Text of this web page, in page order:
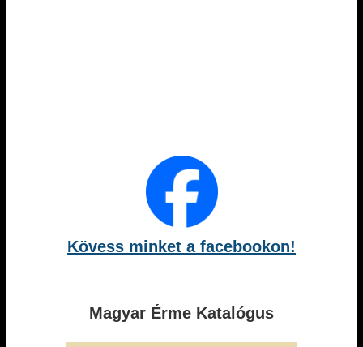
Kövess minket a facebookon!
Magyar Érme Katalógus